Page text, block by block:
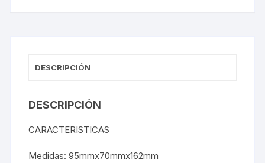
DESCRIPCIÓN
DESCRIPCIÓN
CARACTERISTICAS
Medidas: 95mmx70mmx162mm